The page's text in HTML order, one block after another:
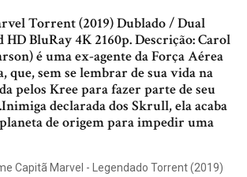
Torrent (2019) Dublado / Dual
BluRay 4K 2160p. Descrição: Carol
é uma ex-agente da Força Aérea
que, sem se lembrar de sua vida na
pelos Kree para fazer parte de seu
declarada dos Skrull, ela acaba
de origem para impedir uma
Capitã Marvel - Legendado Torrent (2019)